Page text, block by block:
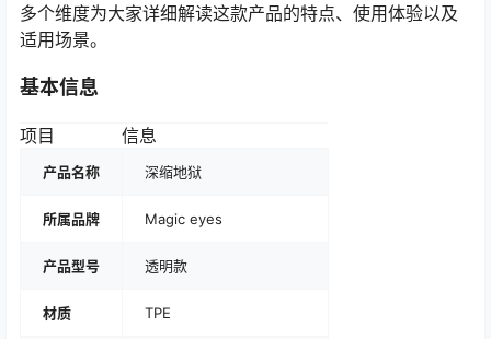
多个维度为大家详细解读这款产品的特点、使用体验以及
适用场景。
基本信息
项目 信息
产品名称 深缩地狱
所属品牌 Magic eyes
产品型号 透明款
材质 TPE